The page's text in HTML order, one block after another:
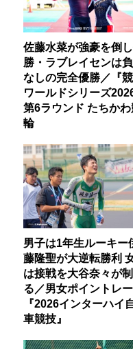
佐藤水菜が強豪を倒
勝・ラブレイセンは
なしの完全優勝／『
ワールドシリーズ2026
第6ラウンド たちか
輪
男子は1年生ルーキー
藤隆聖が大逆転勝利
は接戦を大谷奈々が
る／男女ポイントレ
『2026インターハイ
車競技』